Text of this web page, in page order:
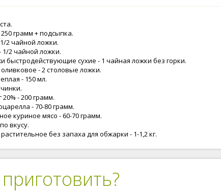
грамм + подсыпка.
2 чайной ложки.
1/2 чайной ложки.
быстродействующие сухие - 1 чайная ложки без горки.
- 2 столовые ложки.
- 150 мл.
20% - 200 грамм.
- 70-80 грамм.
куриное мясо - 60-70 грамм.
вкусу.
без запаха для обжарки - 1-1,2 кг.